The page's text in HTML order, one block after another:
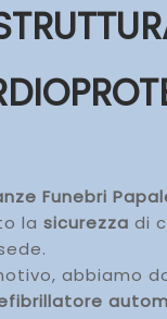
Funebri
la sicurezza di
abbiamo